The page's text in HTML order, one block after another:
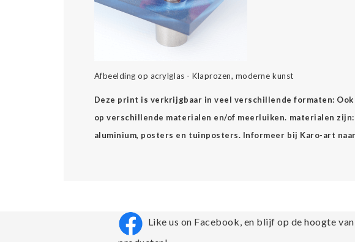
Afbeelding op acrylglas - Klaprozen, moderne kunst
Deze print is verkrijgbaar in veel verschillende formaten:
op verschillende materialen en/of meerluiken. materialen zijn:
aluminium, posters en tuinposters. Informeer bij Karo-art
Like us on Facebook, en blijf op de hoogte